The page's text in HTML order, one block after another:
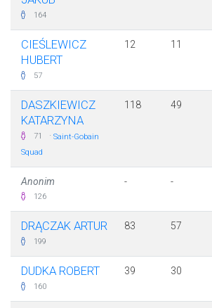
164
CIEŚLEWICZ
HUBERT
57
12 11
DASZKIEWICZ
KATARZYNA
71 · Saint-Gobain
Squad
118 49
Anonim
126
- -
DRĄCZAK ARTUR
199
83 57
DUDKA ROBERT
160
39 30